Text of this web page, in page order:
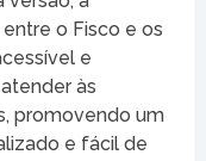
o Fisco e os
e
às
promovendo um
e fácil de